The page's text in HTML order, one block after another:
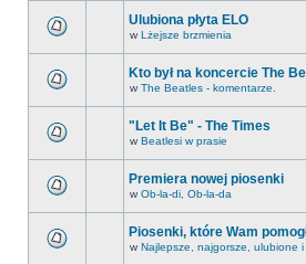
Ulubiona płyta ELO
w Lżejsze brzmienia
Kto był na koncercie The
w The Beatles - komentarze.
"Let It Be" - The Times
w Beatlesi w prasie
Premiera nowej piosenki
w Ob-la-di, Ob-la-da
Piosenki, które Wam
w Najlepsze, najgorsze, ulubione